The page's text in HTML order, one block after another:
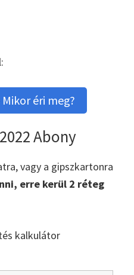
Mikor éri meg?
Abony
vagy a gipszkartonra
erre kerül 2 réteg
kalkulátor